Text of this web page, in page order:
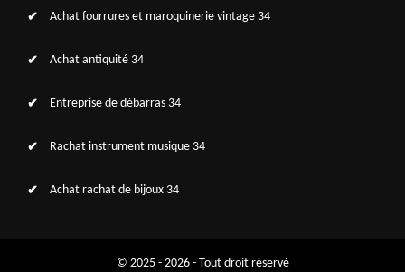
Achat fourrures et maroquinerie vintage 34
Achat antiquité 34
Entreprise de débarras 34
Rachat instrument musique 34
Achat rachat de bijoux 34
© 2025 - 2026 - Tout droit réservé